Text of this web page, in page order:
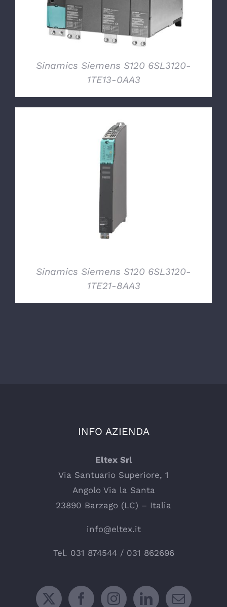
Sinamics Siemens S120 6SL3120-
1TE13-0AA3
Sinamics Siemens S120 6SL3120-
1TE21-8AA3
INFO AZIENDA
Eltex Srl
Via Santuario Superiore, 1
Angolo Via la Santa
23890 Barzago (LC) – Italia
info@eltex.it
Tel. 031 874544/ 031 862696